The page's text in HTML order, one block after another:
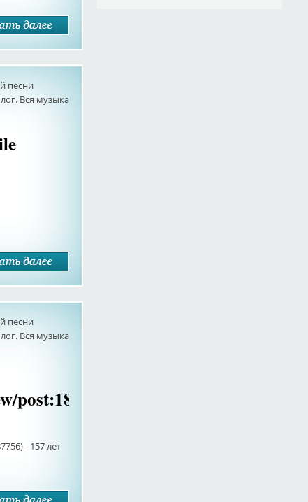
песни
Вся музыка
песни
Вся музыка
- 157 лет